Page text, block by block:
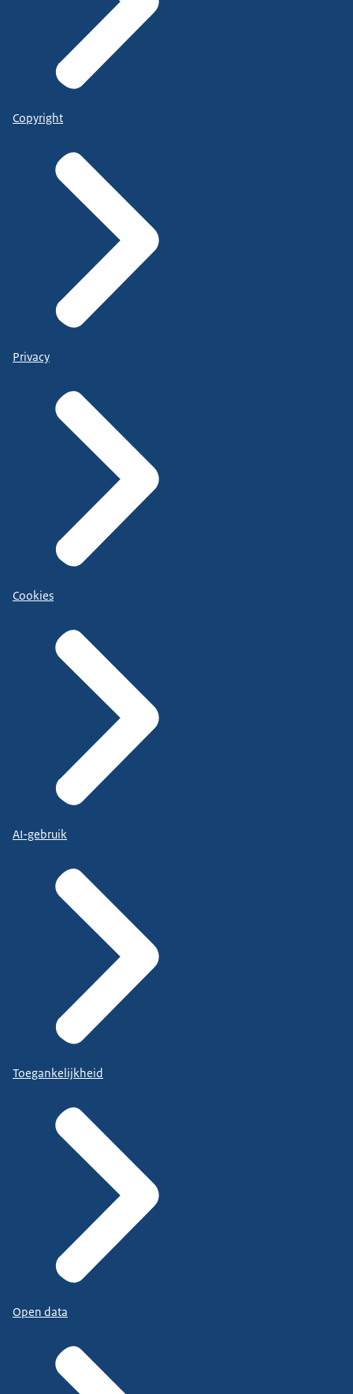
Copyright
Privacy
Cookies
AI-gebruik
Toegankelijkheid
Open data